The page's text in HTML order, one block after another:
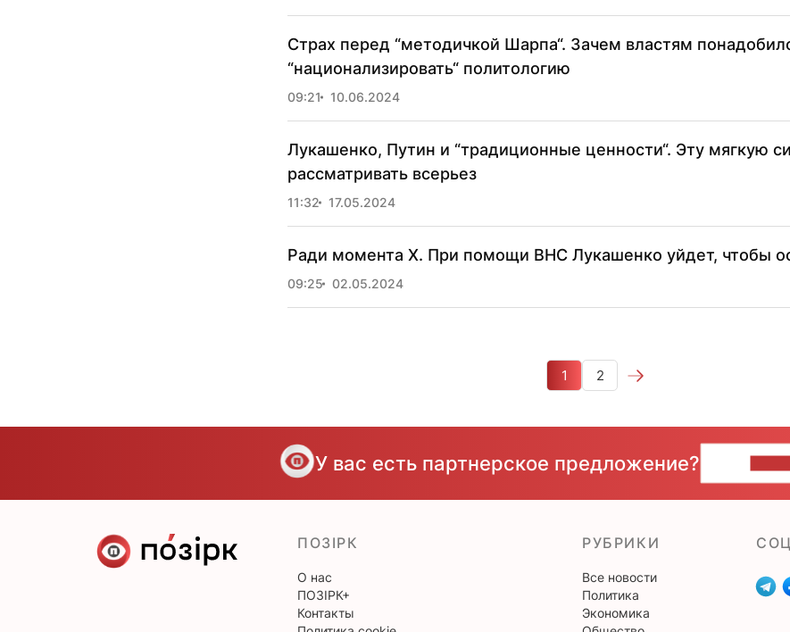
Страх перед “методичкой Шарпа“. Зачем властям
“национализировать“ политологию
09:21 10.06.2024
Лукашенко, Путин и “традиционные ценности“. Эту мягкую
рассматривать всерьез
11:32 17.05.2024
Ради момента Х. При помощи ВНС Лукашенко уйдет, чтобы
09:25 02.05.2024
1 2
У вас есть партнерское предложение?
ПОЗІРК
О нас
ПОЗІРК+
Контакты
РУБРИКИ
Все новости
Политика
Экономика